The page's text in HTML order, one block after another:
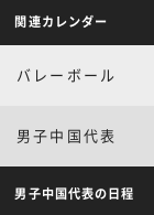
関連カレンダー
バレーボール
男子中国代表
男子中国代表の日程